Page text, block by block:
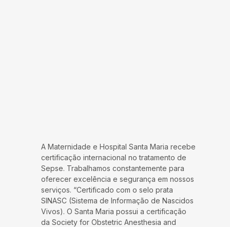
A Maternidade e Hospital Santa Maria recebe
certificação internacional no tratamento de
Sepse. Trabalhamos constantemente para
oferecer excelência e segurança em nossos
serviços. “Certificado com o selo prata
SINASC (Sistema de Informação de Nascidos
Vivos). O Santa Maria possui a certificação
da Society for Obstetric Anesthesia and